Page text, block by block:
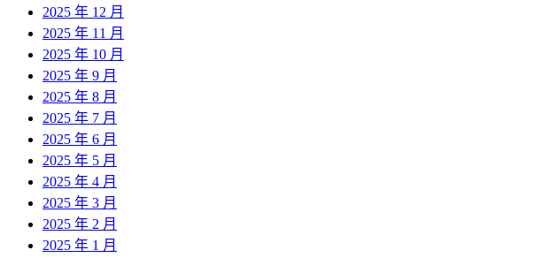
2025 年 12 月
2025 年 11 月
2025 年 10 月
2025 年 9 月
2025 年 8 月
2025 年 7 月
2025 年 6 月
2025 年 5 月
2025 年 4 月
2025 年 3 月
2025 年 2 月
2025 年 1 月